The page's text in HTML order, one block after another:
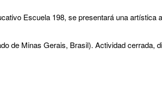
Escuela 198, se presentará una artística
de Minas Gerais, Brasil). Actividad cerrada,